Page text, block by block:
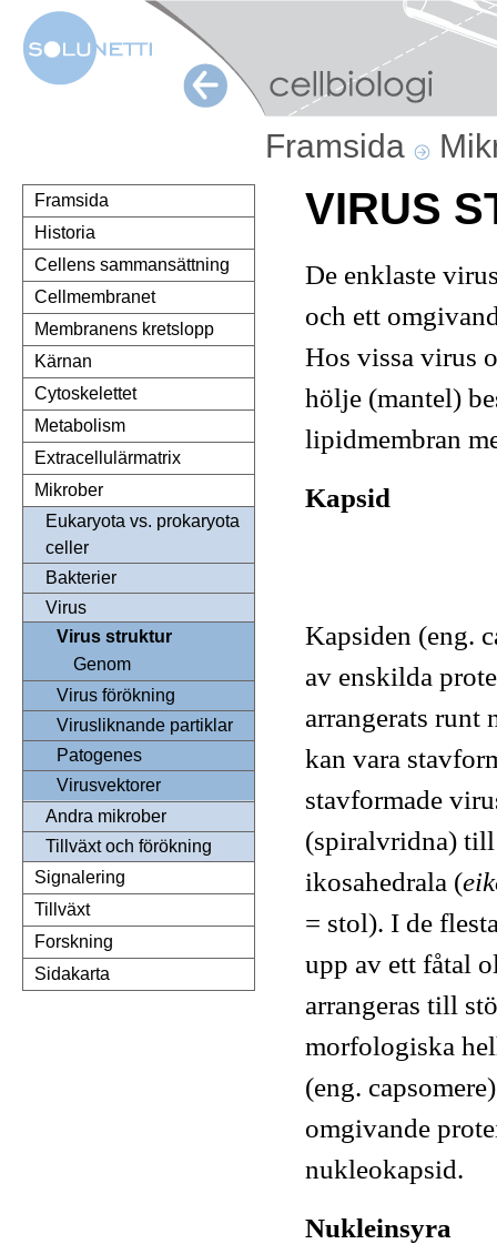
Framsida
Framsida
Historia
Cellens sammansättning
Cellmembranet
Membranens kretslopp
Kärnan
Cytoskelettet
Metabolism
Extracellulärmatrix
Mikrober
Eukaryota vs. prokaryota
celler
Bakterier
Virus
Virus struktur
Genom
Virus förökning
Virusliknande partiklar
Patogenes
Virusvektorer
Andra mikrober
Tillväxt och förökning
Signalering
Tillväxt
Forskning
Sidakarta
VIRUS
De enklaste
och ett
Hos vissa virus
hölje (mantel)
lipidmembran
Kapsid
Kapsiden (eng.
av enskilda
arrangerats runt
kan vara
stavformade
(spiralvridna) till
ikosahedrala (
= stol). I de
upp av ett fåtal
arrangeras till
morfologiska
(eng.
omgivande
nukleokapsid.
Nukleinsyra